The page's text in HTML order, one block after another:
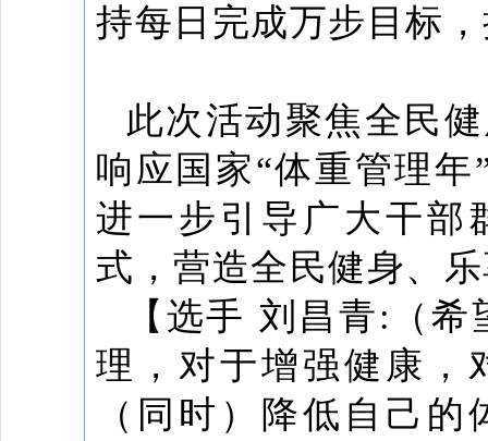
持每日完成万步目标
此次活动聚焦全民
响应国家“体重管理
进一步引导广大干部
式，营造全民健身、
【选手 刘昌青:（
理，对于增强健康，
（同时）降低自己